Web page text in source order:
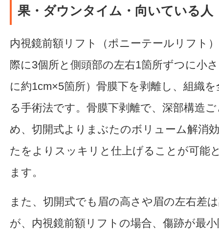
果・ダウンタイム・向いている人
内視鏡前額リフト（ポニーテールリフト
際に3個所と側頭部の左右1箇所ずつに小
に約1cm×5箇所）骨膜下を剥離し、組織
る手術法です。骨膜下剥離で、深部構造
め、切開式よりまぶたのボリューム解消
たをよりスッキリと仕上げることが可能
ます。
また、切開式でも眉の高さや眉の左右差
が、内視鏡前額リフトの場合、傷跡が最